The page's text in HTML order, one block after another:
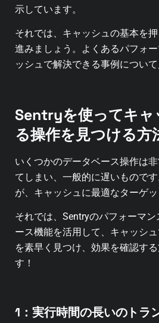
示しています。
それでは、キャッシュの基本を
進みましょう。
よくあるパフォ
ッシュで解決できる事例について
Sentryを使ってキャ
る操作を見つける方
いくつかのデータベース操作は
てしまい、一般的に遅いものです
が、キャッシュに最適なターゲッ
それでは、Sentryのパフォーマ
ース機能を活用して、キャッシ
を素早く見つけ、効果を確認す
す！
1：実行時間の長いのトラ